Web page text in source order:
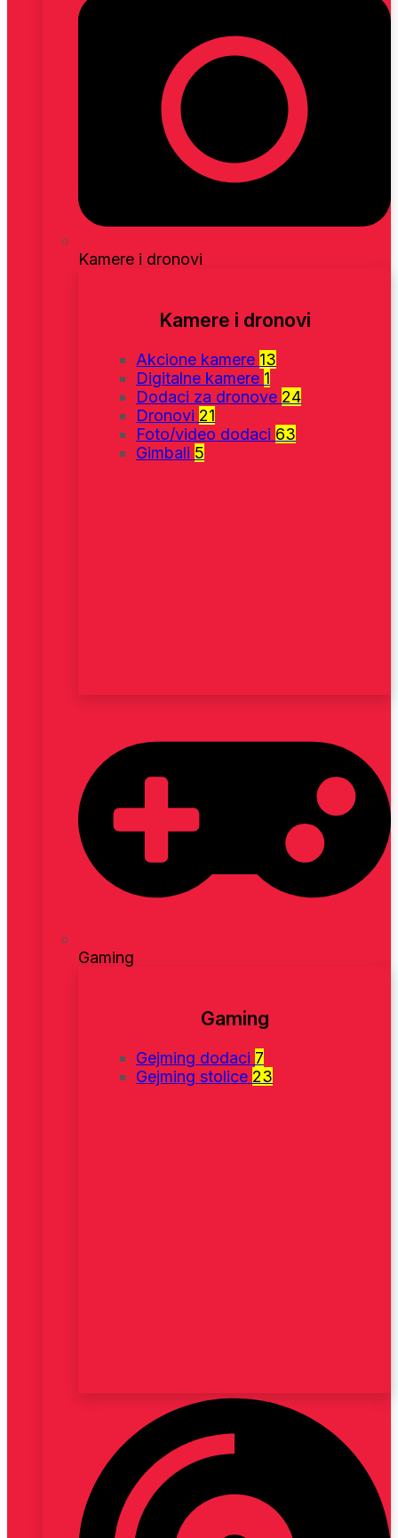
Kamere i dronovi
Kamere i dronovi
Akcione kamere 13
Digitalne kamere 1
Dodaci za dronove 24
Dronovi 21
Foto/video dodaci 63
Gimbali 5
Gaming
Gaming
Gejming dodaci 7
Gejming stolice 23